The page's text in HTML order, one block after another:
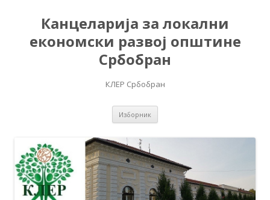
Канцеларија за локални
економски развој општине
Србобран
КЛЕР Србобран
Изборник